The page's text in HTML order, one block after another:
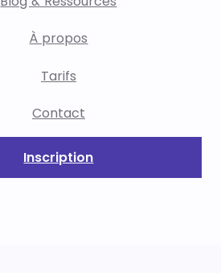
À propos
Tarifs
Contact
Inscription